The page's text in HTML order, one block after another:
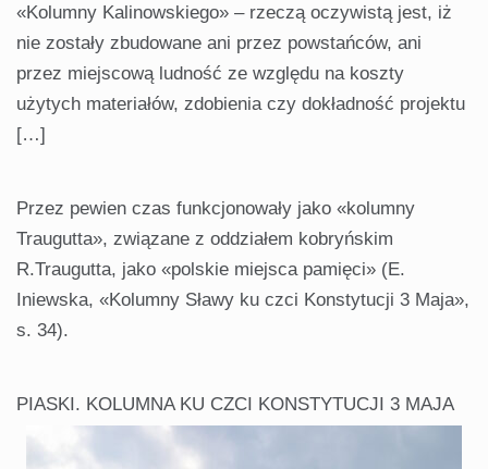
«Kolumny Kalinowskiego» – rzeczą oczywistą jest, iż
nie zostały zbudowane ani przez powstańców, ani
przez miejscową ludność ze względu na koszty
użytych materiałów, zdobienia czy dokładność projektu
[…]
Przez pewien czas funkcjonowały jako «kolumny
Traugutta», związane z oddziałem kobryńskim
R.Traugutta, jako «polskie miejsca pamięci» (E.
Iniewska, «Kolumny Sławy ku czci Konstytucji 3 Maja»,
s. 34).
PIASKI. KOLUMNA KU CZCI KONSTYTUCJI 3 MAJA